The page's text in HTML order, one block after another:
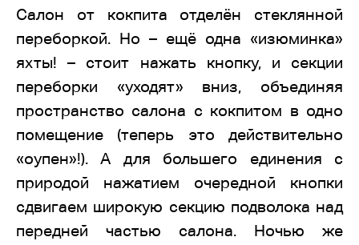
Салон от кокпита отделён стеклянной
переборкой. Но – ещё одна «изюминка»
яхты! – стоит нажать кнопку, и секции
переборки «уходят» вниз, объединяя
пространство салона с кокпитом в одно
помещение (теперь это действительно
«оупен»!). А для большего единения с
природой нажатием очередной кнопки
сдвигаем широкую секцию подволока над
передней частью салона. Ночью же